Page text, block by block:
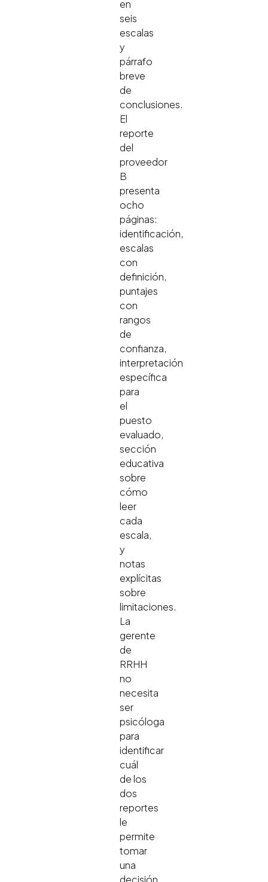
en
seis
escalas
y
párrafo
breve
de
conclusiones.
El
reporte
del
proveedor
B
presenta
ocho
páginas:
identificación,
escalas
con
definición,
puntajes
con
rangos
de
confianza,
interpretación
específica
para
el
puesto
evaluado,
sección
educativa
sobre
cómo
leer
cada
escala,
y
notas
explícitas
sobre
limitaciones.
La
gerente
de
RRHH
no
necesita
ser
psicóloga
para
identificar
cuál
de los
dos
reportes
le
permite
tomar
una
decisión